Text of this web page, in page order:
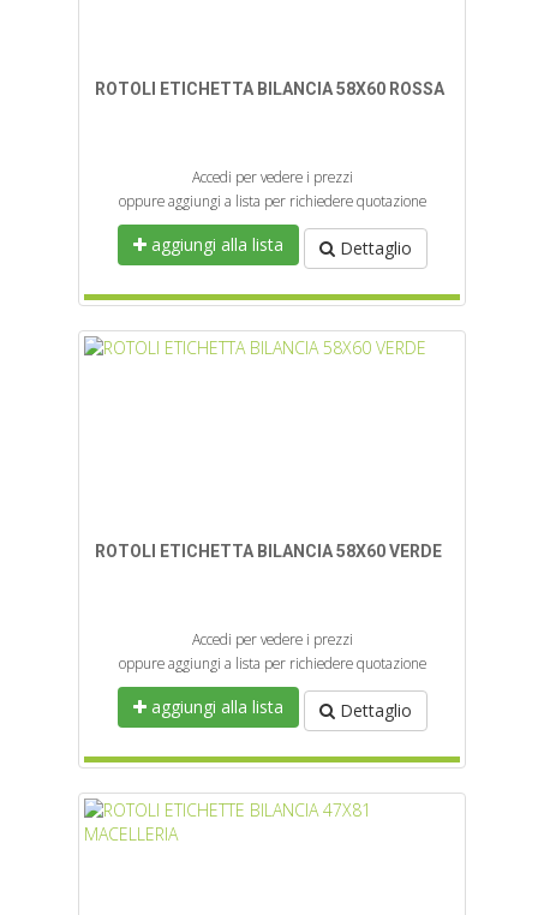
ROTOLI ETICHETTA BILANCIA 58X60 ROSSA
Accedi per vedere i prezzi
oppure aggiungi a lista per richiedere quotazione
aggiungi alla lista Dettaglio
ROTOLI ETICHETTA BILANCIA 58X60 VERDE
Accedi per vedere i prezzi
oppure aggiungi a lista per richiedere quotazione
aggiungi alla lista Dettaglio